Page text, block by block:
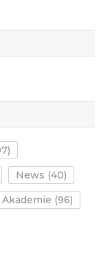
News (40)
(96)